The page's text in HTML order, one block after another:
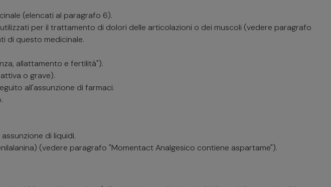
(elencati al paragrafo 6).
per il trattamento di dolori delle articolazioni o dei muscoli (vedere paragrafo
di questo medicinale.
allattamento e fertilità").
o grave).
all'assunzione di farmaci.
di liquidi.
(vedere paragrafo "Momentact Analgesico contiene aspartame").